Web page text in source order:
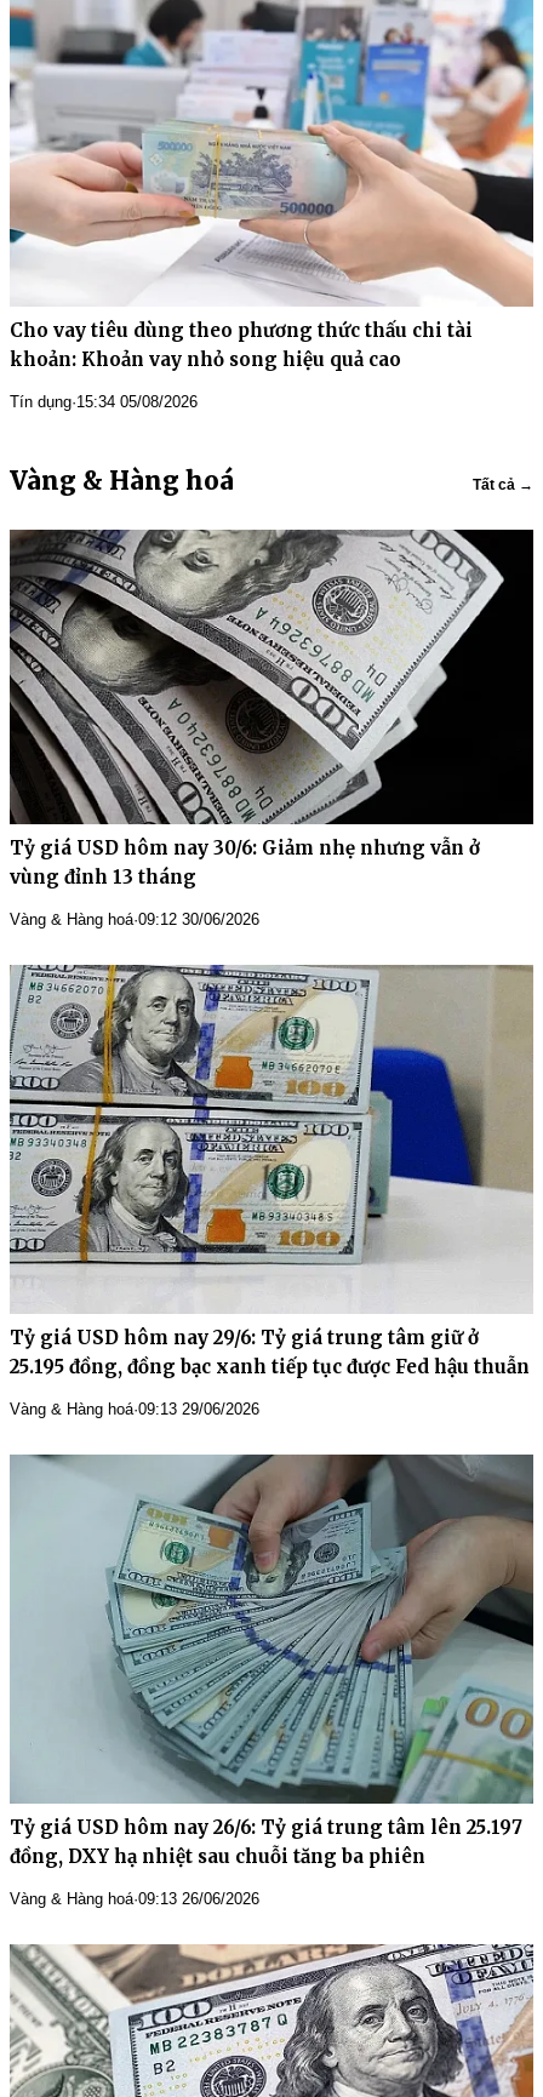
Cho vay tiêu dùng theo phương thức thấu chi tài
khoản: Khoản vay nhỏ song hiệu quả cao
Tín dụng·15:34 05/08/2026
Vàng & Hàng hoá Tất cả →
Tỷ giá USD hôm nay 30/6: Giảm nhẹ nhưng vẫn ở
vùng đỉnh 13 tháng
Vàng & Hàng hoá·09:12 30/06/2026
Tỷ giá USD hôm nay 29/6: Tỷ giá trung tâm giữ ở
25.195 đồng, đồng bạc xanh tiếp tục được Fed hậu thuẫn
Vàng & Hàng hoá·09:13 29/06/2026
Tỷ giá USD hôm nay 26/6: Tỷ giá trung tâm lên 25.197
đồng, DXY hạ nhiệt sau chuỗi tăng ba phiên
Vàng & Hàng hoá·09:13 26/06/2026